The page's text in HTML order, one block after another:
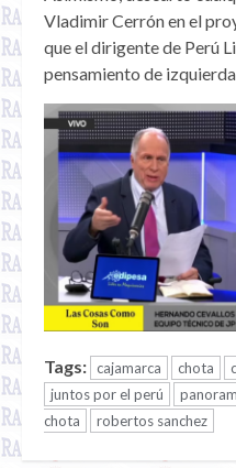
Vladimir Cerrón en el
que el dirigente de Perú
pensamiento de
Tags: cajamarca chota
juntos por el perú
chota
robertos sanchez